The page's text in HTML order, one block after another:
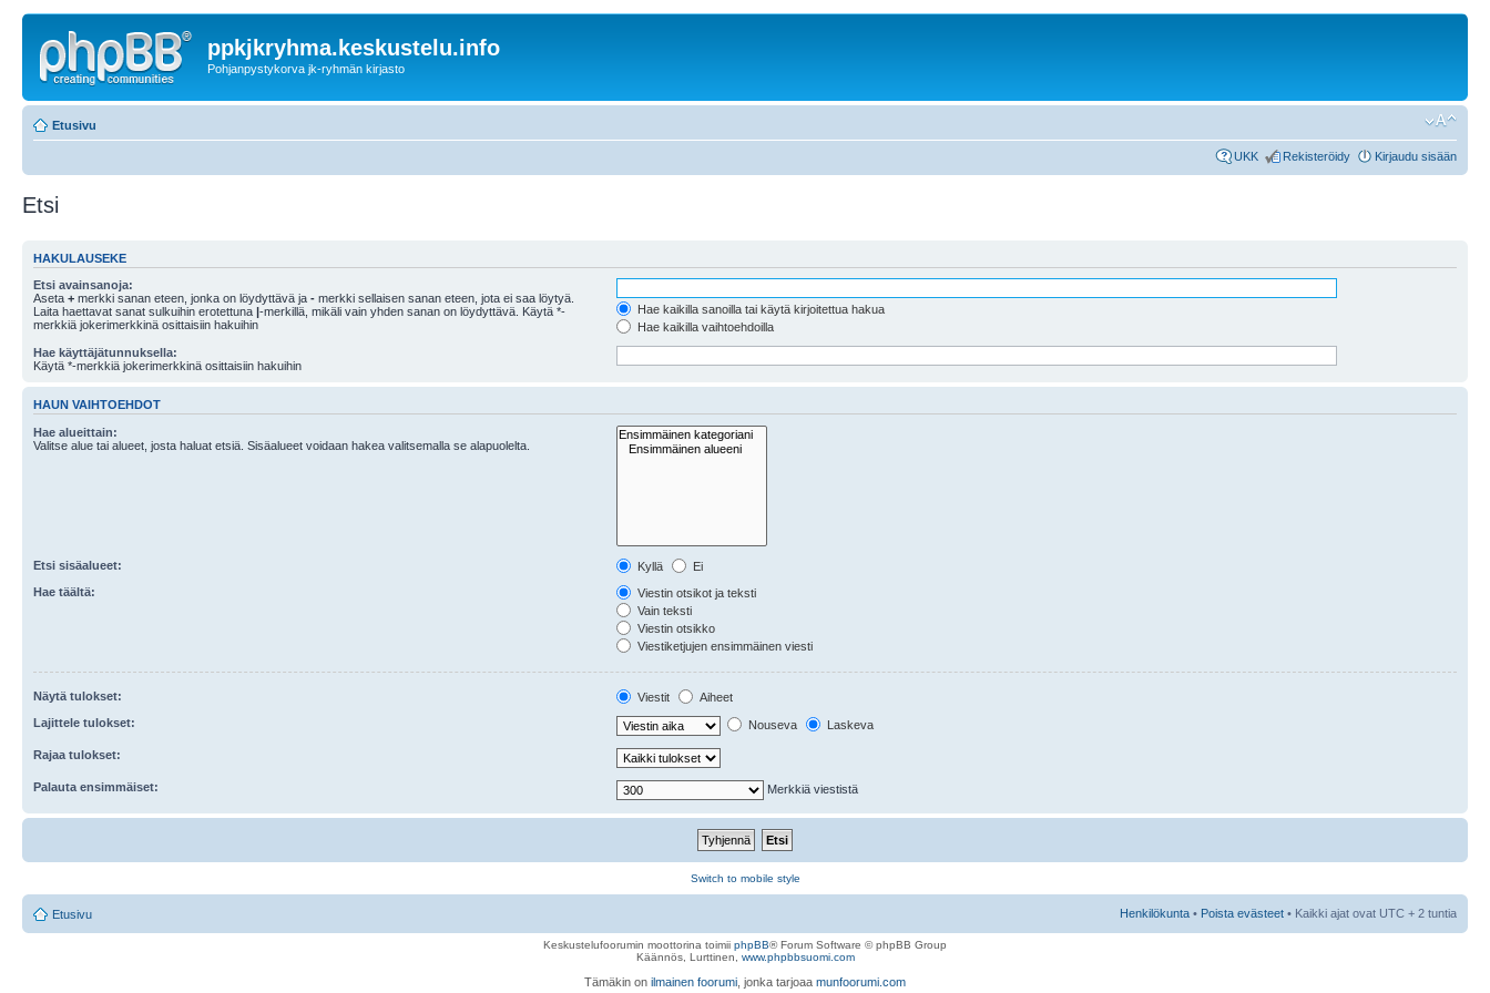
ppkjkryhma.keskustelu.info
Pohjanpystykorva jk-ryhmän kirjasto
Etusivu
UKK Rekisteröidy Kirjaudu sisään
Etsi
HAKULAUSEKE
Etsi avainsanoja:
Aseta + merkki sanan eteen, jonka on löydyttävä ja - merkki sellaisen sanan eteen, jota ei saa löytyä.
Laita haettavat sanat sulkuihin erotettuna |-merkillä, mikäli vain yhden sanan on löydyttävä. Käytä *-
merkkiä jokerimerkkinä osittaisiin hakuihin
Hae kaikilla sanoilla tai käytä kirjoitettua hakua
Hae kaikilla vaihtoehdoilla
Hae käyttäjätunnuksella:
Käytä *-merkkiä jokerimerkkinä osittaisiin hakuihin
HAUN VAIHTOEHDOT
Hae alueittain:
Valitse alue tai alueet, josta haluat etsiä. Sisäalueet voidaan hakea valitsemalla se alapuolelta.
Etsi sisäalueet: Kyllä
Ei
Hae täältä:
Viestin otsikot ja teksti
Vain teksti
Viestin otsikko
Viestiketjujen ensimmäinen viesti
Näytä tulokset: Viestit
Aiheet
Lajittele tulokset:
Nouseva Laskeva
Rajaa tulokset:
Palauta ensimmäiset: Merkkiä viestistä
Switch to mobile style
Etusivu Henkilökunta • Poista evästeet • Kaikki ajat ovat UTC + 2 tuntia
Keskustelufoorumin moottorina toimii phpBB® Forum Software © phpBB Group
Käännös, Lurttinen, www.phpbbsuomi.com
Tämäkin on ilmainen foorumi , jonka tarjoaa munfoorumi.com